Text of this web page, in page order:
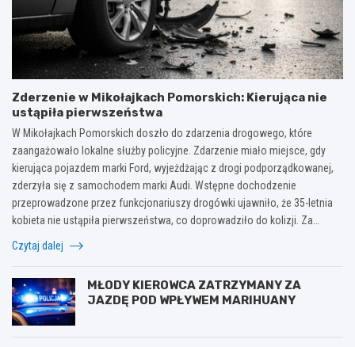
Zderzenie w Mikołajkach Pomorskich: Kierująca nie
ustąpiła pierwszeństwa
W Mikołajkach Pomorskich doszło do zdarzenia drogowego, które
zaangażowało lokalne służby policyjne. Zdarzenie miało miejsce, gdy
kierująca pojazdem marki Ford, wyjeżdżając z drogi podporządkowanej,
zderzyła się z samochodem marki Audi. Wstępne dochodzenie
przeprowadzone przez funkcjonariuszy drogówki ujawniło, że 35-letnia
kobieta nie ustąpiła pierwszeństwa, co doprowadziło do kolizji. Za…
Czytaj dalej
MŁODY KIEROWCA ZATRZYMANY ZA
JAZDĘ POD WPŁYWEM MARIHUANY